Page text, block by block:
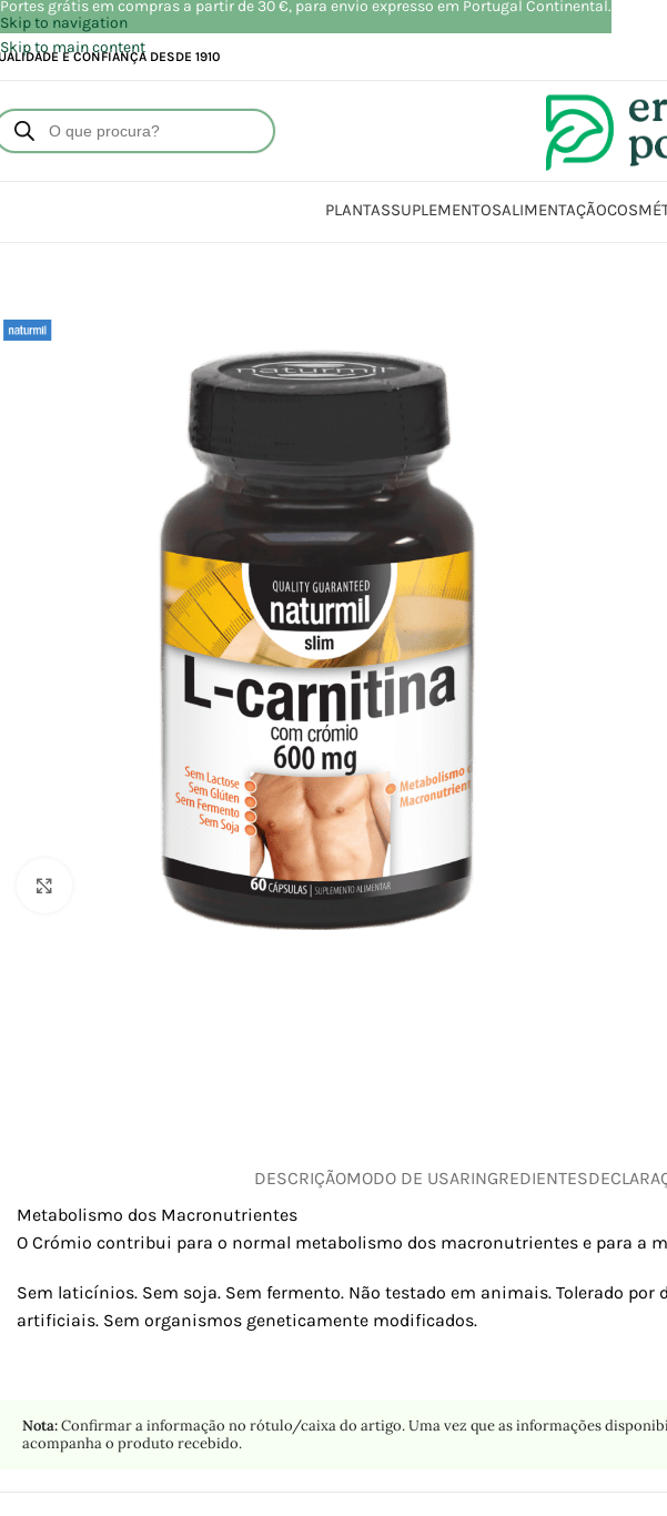
Skip to navigation
Skip to main content
E CONFIANÇA DESDE 1910
PLANTASSUPLEMENTOSALIMENTAÇÃO
Click to enlarge
DESCRIÇÃOMODO DE USARINGREDIENTES
Metabolismo dos Macronutrientes
O Crómio contribui para o normal metabolismo dos macronutrientes e para a
Sem laticínios. Sem soja. Sem fermento. Não testado em animais. Tolerado
artificiais. Sem organismos geneticamente modificados.
Nota:Confirmar a informação no rótulo/caixa do artigo. Uma vez que as informações
acompanha o produto recebido.
Portes grátis em compras a partir de 30 €, para envio expresso em Portugal Continental.